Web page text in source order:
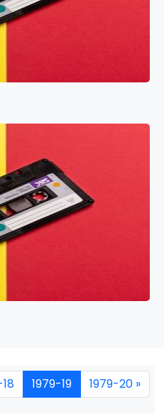
1979-19 1979-20 »